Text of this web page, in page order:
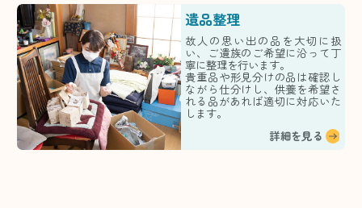
遺品整理
故人の思い出の品を大切に扱
い、ご遺族のご希望に沿って丁
寧に整理を行います。
貴重品や形見分けの品は確認し
ながら仕分けし、供養を希望さ
れる品があれば適切に対応いた
します。
詳細を見る